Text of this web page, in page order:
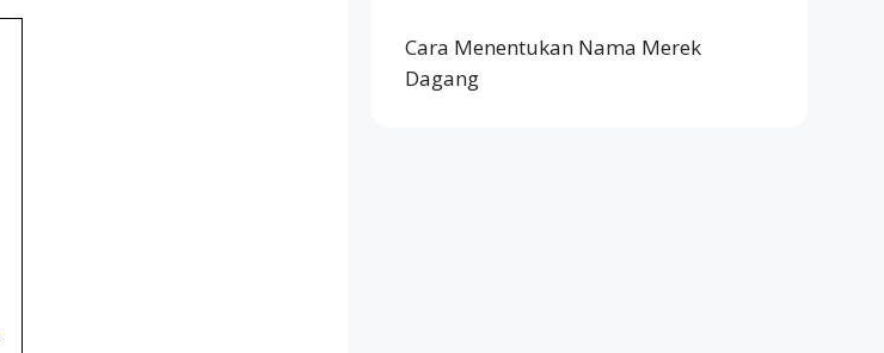
Cara Menentukan Nama Merek
Dagang